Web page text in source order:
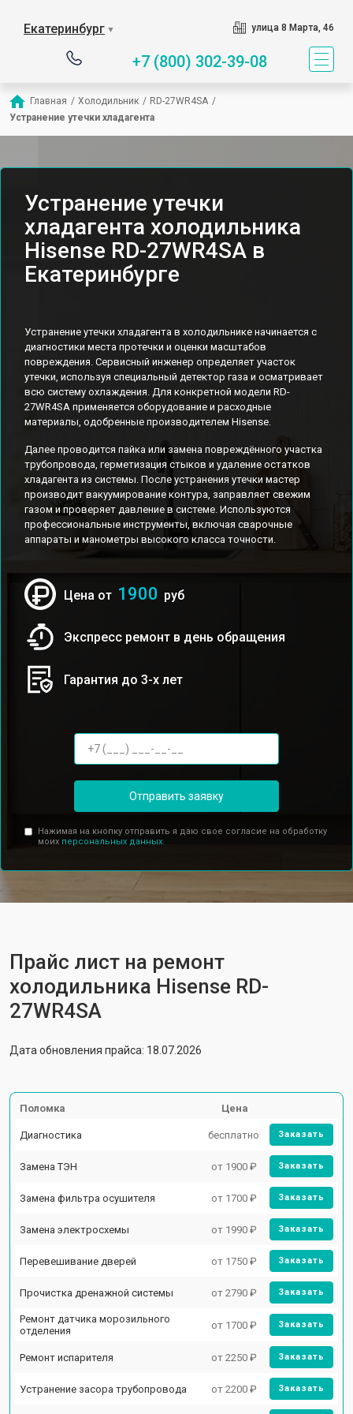
Екатеринбург ▼ улица 8 Марта, 46
+7 (800) 302-39-08
Главная / Холодильник / RD-27WR4SA /
Устранение утечки хладагента
Устранение утечки
хладагента холодильника
Hisense RD-27WR4SA в
Екатеринбурге
Устранение утечки хладагента в холодильнике начинается с
диагностики места протечки и оценки масштабов
повреждения. Сервисный инженер определяет участок
утечки, используя специальный детектор газа и осматривает
всю систему охлаждения. Для конкретной модели RD-
27WR4SA применяется оборудование и расходные
материалы, одобренные производителем Hisense.
Далее проводится пайка или замена повреждённого участка
трубопровода, герметизация стыков и удаление остатков
хладагента из системы. После устранения утечки мастер
производит вакуумирование контура, заправляет свежим
газом и проверяет давление в системе. Используются
профессиональные инструменты, включая сварочные
аппараты и манометры высокого класса точности.
Цена от 1900 руб
Экспресс ремонт в день обращения
Гарантия до 3-х лет
Отправить заявку
Нажимая на кнопку отправить я даю свое согласие на обработку
моих персональных данных.
Прайс лист на ремонт
холодильника Hisense RD-
27WR4SA
Дата обновления прайса: 18.07.2026
Поломка Цена
Диагностика бесплатно Заказать
Замена ТЭН от 1900 ₽ Заказать
Замена фильтра осушителя от 1700 ₽ Заказать
Замена электросхемы от 1990 ₽ Заказать
Перевешивание дверей от 1750 ₽ Заказать
Прочистка дренажной системы от 2790 ₽ Заказать
Ремонт датчика морозильного
отделения
от 1700 ₽ Заказать
Ремонт испарителя от 2250 ₽ Заказать
Устранение засора трубопровода от 2200 ₽ Заказать